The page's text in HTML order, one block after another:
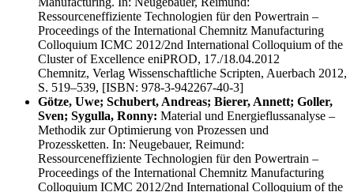
Ressourceneffiziente Technologien für den Powertrain –
Proceedings of the International Chemnitz Manufacturing
Colloquium ICMC 2012/2nd International Colloquium of the
Cluster of Excellence eniPROD, 17./18.04.2012
Chemnitz, Verlag Wissenschaftliche Scripten, Auerbach 2012,
S. 519–539, [ISBN: 978-3-942267-40-3]
Götze, Uwe; Schubert, Andreas; Bierer, Annett; Goller,
Sven; Sygulla, Ronny: Material und Energieflussanalyse –
Methodik zur Optimierung von Prozessen und
Prozessketten. In: Neugebauer, Reimund:
Ressourceneffiziente Technologien für den Powertrain –
Proceedings of the International Chemnitz Manufacturing
Colloquium ICMC 2012/2nd International Colloquium of the